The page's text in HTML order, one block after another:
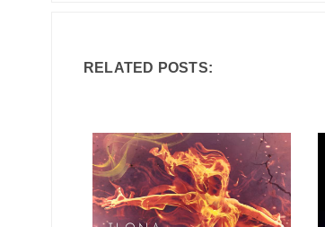
RELATED POSTS: